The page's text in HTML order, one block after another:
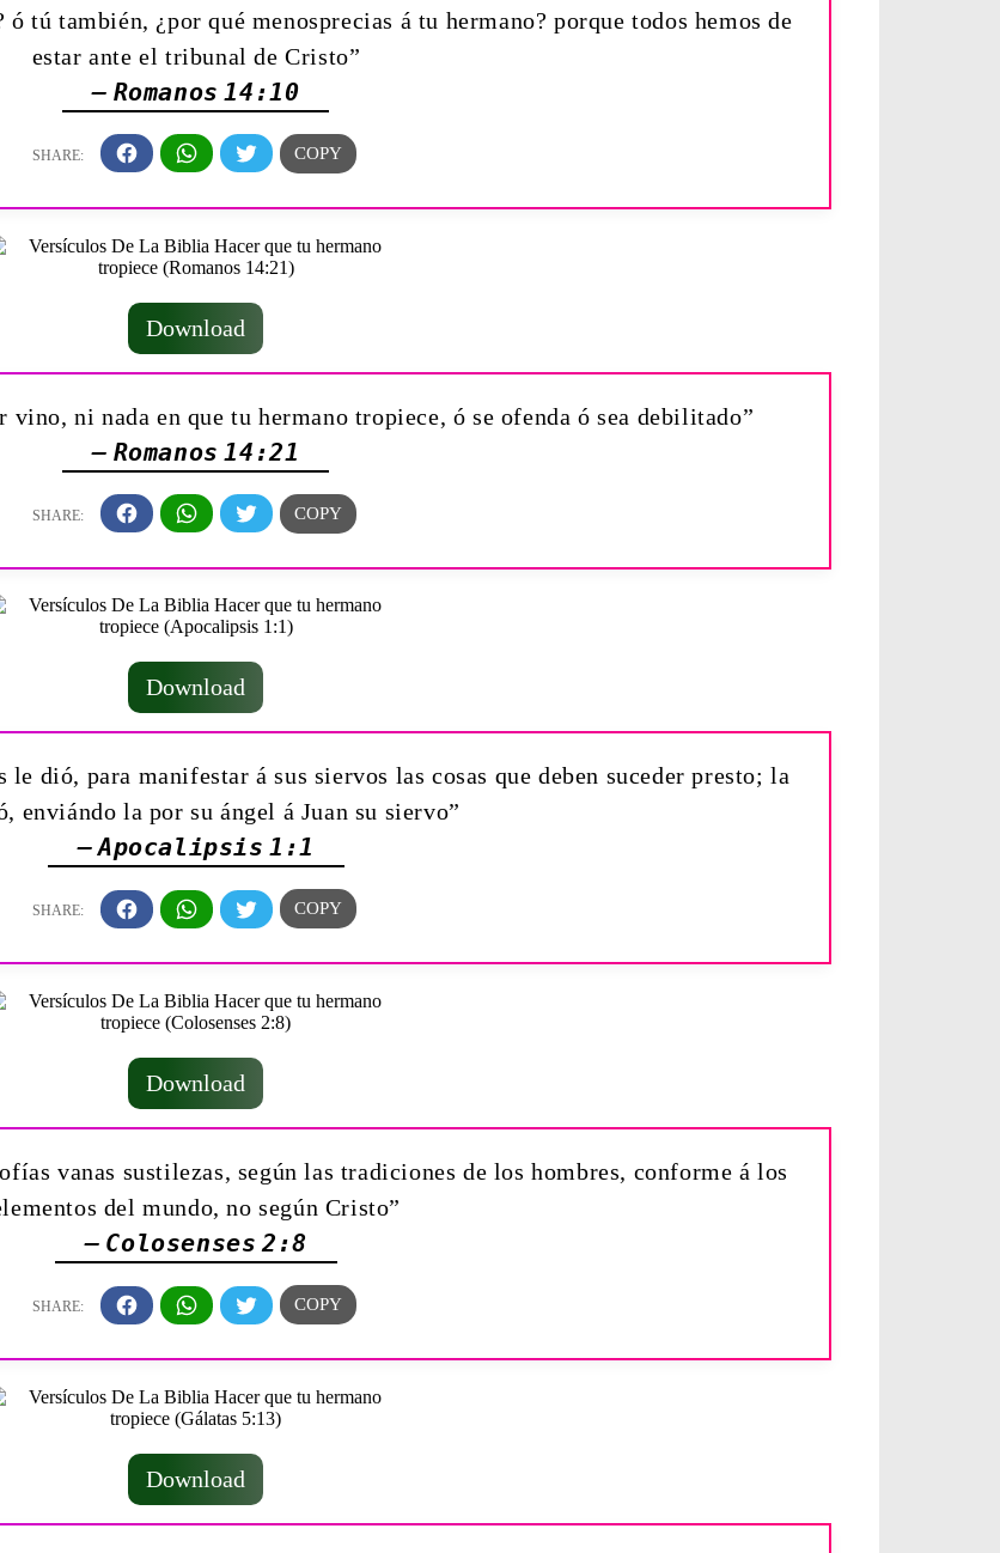
tú también, ¿por qué menosprecias á tu hermano? porque todos hemos de
estar ante el tribunal de Cristo”
— Romanos 14:10
Download
vino, ni nada en que tu hermano tropiece, ó se ofenda ó sea debilitado”
— Romanos 14:21
Download
dió, para manifestar á sus siervos las cosas que deben suceder presto; la
enviándo la por su ángel á Juan su siervo”
— Apocalipsis 1:1
Download
vanas sustilezas, según las tradiciones de los hombres, conforme á los
del mundo, no según Cristo”
— Colosenses 2:8
Download